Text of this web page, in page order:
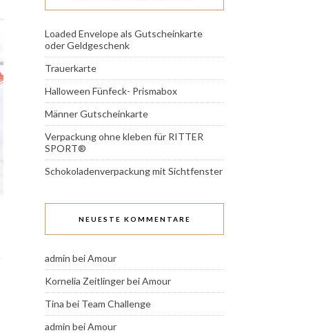
Loaded Envelope als Gutscheinkarte
oder Geldgeschenk
Trauerkarte
Halloween Fünfeck- Prismabox
Männer Gutscheinkarte
Verpackung ohne kleben für RITTER
SPORT®
Schokoladenverpackung mit Sichtfenster
NEUESTE KOMMENTARE
admin beiAmour
Kornelia ZeitlingerbeiAmour
Tina bei Team Challenge
admin beiAmour